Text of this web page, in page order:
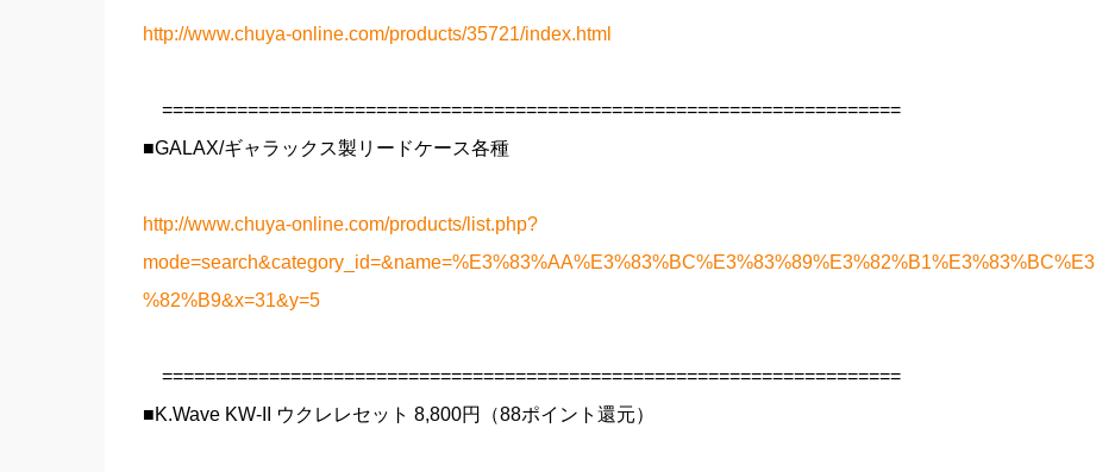
http://www.chuya-online.com/products/35721/index.html
=====================================================================
■GALAX/ギャラックス製リードケース各種
http://www.chuya-online.com/products/list.php?
mode=search&category_id=&name=%E3%83%AA%E3%83%BC%E3%83%89%E3%82%B1%E3%83%BC%E3
%82%B9&x=31&y=5
=====================================================================
■K.Wave KW-II ウクレレセット 8,800円（88ポイント還元）